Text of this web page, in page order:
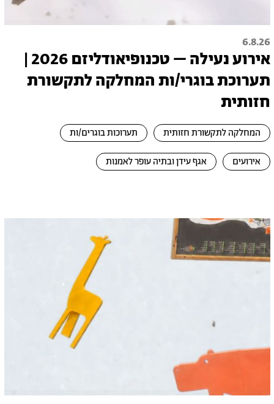
6.8.26
אירוע נעילה – טכנופיאודליזם 2026 |
תערוכת בוגרי/ות המחלקה לתקשורת
חזותית
המחלקה לתקשורת חזותית תערוכות בוגרים/ות
אירועים אגף עידן ובתיה עופר לאמנות